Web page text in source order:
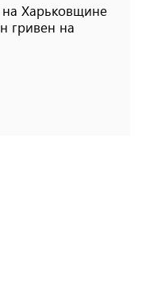
Харьковщине
​​гривен на